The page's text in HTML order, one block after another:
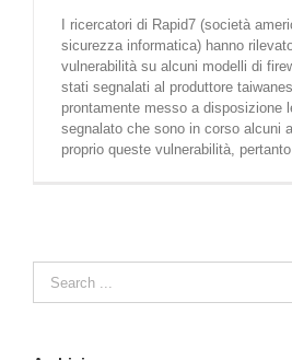
I ricercatori di Rapid7 (società
sicurezza informatica) hanno
vulnerabilità su alcuni modelli di
stati segnalati al produttore
prontamente messo a disposizione
segnalato che sono in corso alcuni
proprio queste vulnerabilità,